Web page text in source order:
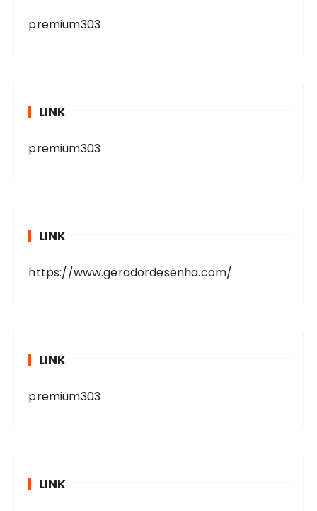
premium303
LINK
premium303
LINK
https://www.geradordesenha.com/
LINK
premium303
LINK